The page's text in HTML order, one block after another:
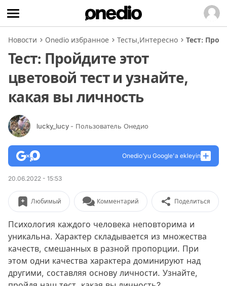
Новости Onedio избранное Тесты,Интересно Тест:
Тест: Пройдите этот
цветовой тест и узнайте,
какая вы личность
lucky_lucy - Пользователь Онедио
Onedio’yu Google'a ekleyin
20.06.2022 - 15:53
Любимый Комментарий Поделиться
Психология каждого человека неповторима и
уникальна. Характер складывается из множества
качеств, смешанных в разной пропорции. При
этом одни качества характера доминируют над
другими, составляя основу личности. Узнайте,